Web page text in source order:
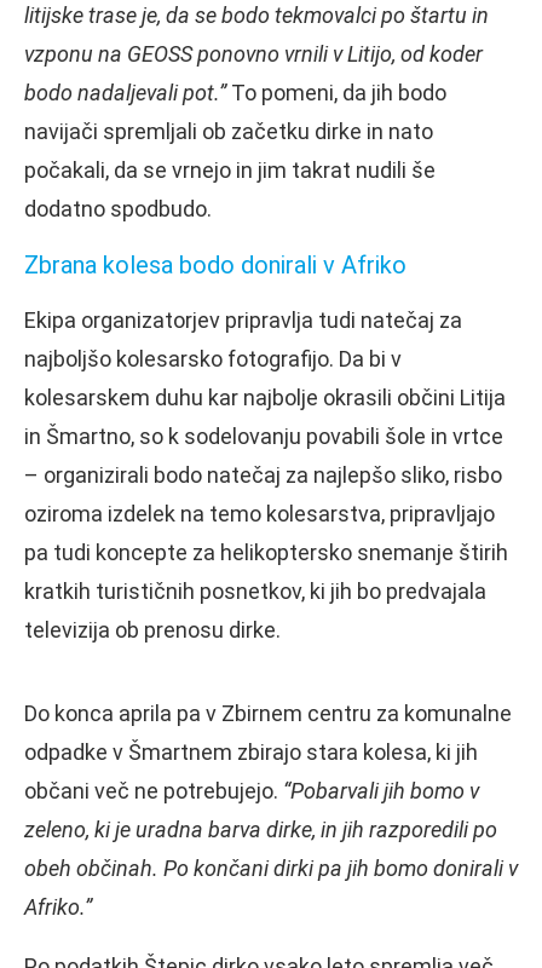
litijske trase je, da se bodo tekmovalci po štartu in
vzponu na GEOSS ponovno vrnili v Litijo, od koder
bodo nadaljevali pot.”To pomeni, da jih bodo
navijači spremljali ob začetku dirke in nato
počakali, da se vrnejo in jim takrat nudili še
dodatno spodbudo.
Zbrana kolesa bodo donirali v Afriko
Ekipa organizatorjev pripravlja tudi natečaj za
najboljšo kolesarsko fotografijo. Da bi v
kolesarskem duhu kar najbolje okrasili občini Litija
in Šmartno, so k sodelovanju povabili šole in vrtce
– organizirali bodo natečaj za najlepšo sliko, risbo
oziroma izdelek na temo kolesarstva, pripravljajo
pa tudi koncepte za helikoptersko snemanje štirih
kratkih turističnih posnetkov, ki jih bo predvajala
televizija ob prenosu dirke.
Do konca aprila pa v Zbirnem centru za komunalne
odpadke v Šmartnem zbirajo stara kolesa, ki jih
občani več ne potrebujejo. “Pobarvali jih bomo v
zeleno, ki je uradna barva dirke, in jih razporedili po
obeh občinah. Po končani dirki pa jih bomo donirali v
Afriko.”